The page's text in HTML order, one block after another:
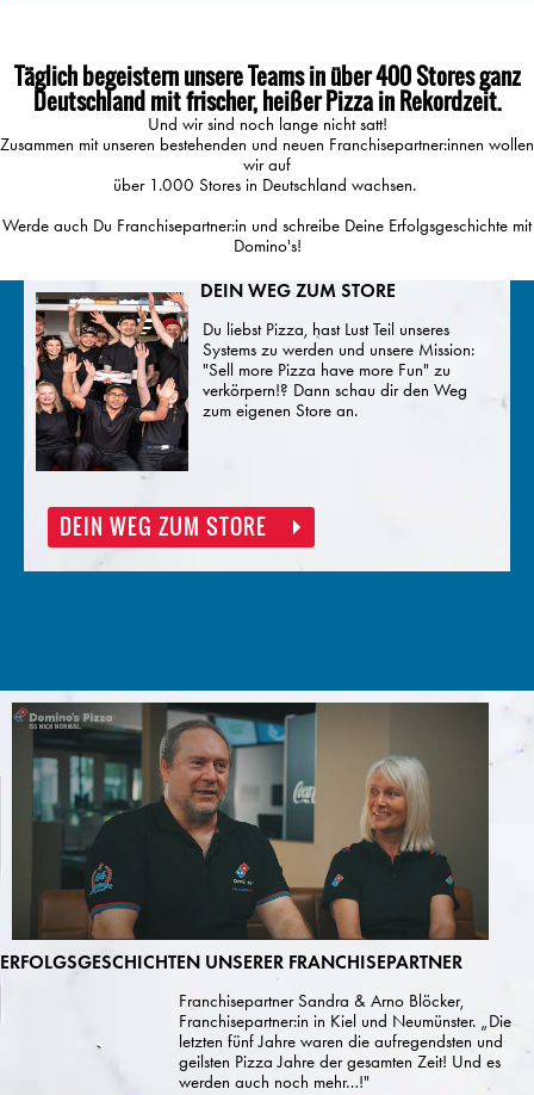
Täglich begeistern unsere Teams in über 400 Stores ganz
Deutschland mit frischer, heißer Pizza in Rekordzeit.
Und wir sind noch lange nicht satt!
Zusammen mit unseren bestehenden und neuen Franchisepartner:innen wollen
wir auf
über 1.000 Stores in Deutschland wachsen.
Werde auch Du Franchisepartner:in und schreibe Deine Erfolgsgeschichte mit
Domino's!
DEIN WEG ZUM STORE
Du liebst Pizza, hast Lust Teil unseres
Systems zu werden und unsere Mission:
"Sell more Pizza have more Fun" zu
verkörpern!? Dann schau dir den Weg
zum eigenen Store an.
DEIN WEG ZUM STORE
ERFOLGSGESCHICHTEN UNSERER FRANCHISEPARTNER
Franchisepartner Sandra & Arno Blöcker,
Franchisepartner:in in Kiel und Neumünster. „Die
letzten fünf Jahre waren die aufregendsten und
geilsten Pizza Jahre der gesamten Zeit! Und es
werden auch noch mehr…!"